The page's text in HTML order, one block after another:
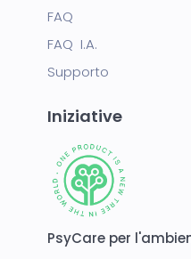
FAQ
FAQ I.A.
Supporto
Iniziative
PsyCare per